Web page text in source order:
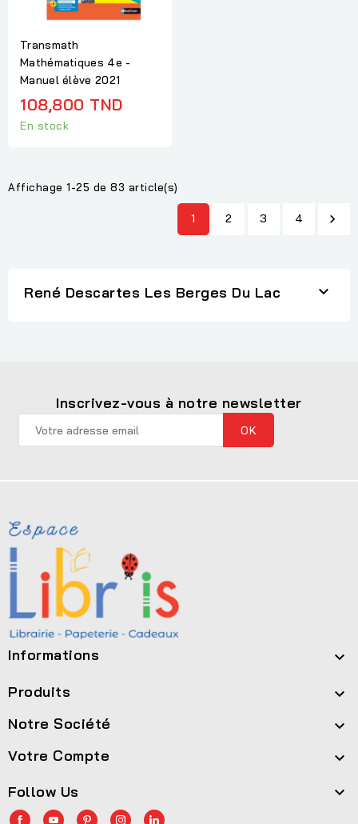
Transmath
Mathématiques 4e -
Manuel élève 2021
108,800 TND
En stock
Affichage 1-25 de 83 article(s)
1 2 3 4 
René Descartes Les Berges Du Lac 
Inscrivez-vous à notre newsletter
Informations 
Produits 
Notre Société 
Votre Compte 
Follow Us 